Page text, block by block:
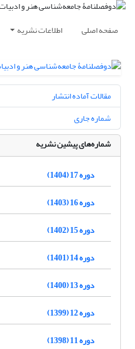
صفحه اصلی اطلاعات نشریه
مقالات آماده انتشار
شماره جاری
شماره‌های پیشین نشریه
دوره 17 (1404)
دوره 16 (1403)
دوره 15 (1402)
دوره 14 (1401)
دوره 13 (1400)
دوره 12 (1399)
دوره 11 (1398)